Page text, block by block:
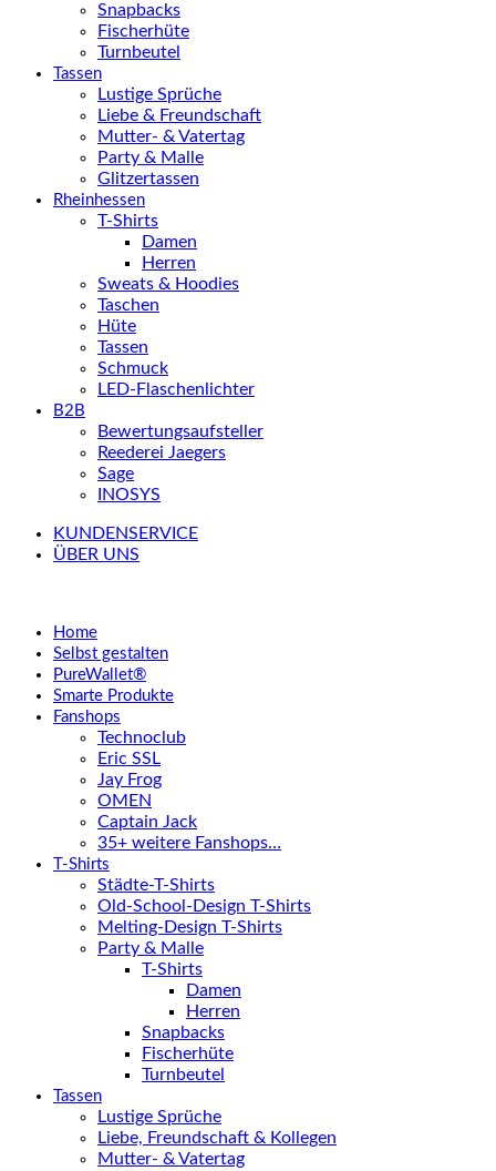
Snapbacks
Fischerhüte
Turnbeutel
Tassen
Lustige Sprüche
Liebe & Freundschaft
Mutter- & Vatertag
Party & Malle
Glitzertassen
Rheinhessen
T-Shirts
Damen
Herren
Sweats & Hoodies
Taschen
Hüte
Tassen
Schmuck
LED-Flaschenlichter
B2B
Bewertungsaufsteller
Reederei Jaegers
Sage
INOSYS
KUNDENSERVICE
ÜBER UNS
Home
Selbst gestalten
PureWallet®
Smarte Produkte
Fanshops
Technoclub
Eric SSL
Jay Frog
OMEN
Captain Jack
35+ weitere Fanshops…
T-Shirts
Städte-T-Shirts
Old-School-Design T-Shirts
Melting-Design T-Shirts
Party & Malle
T-Shirts
Damen
Herren
Snapbacks
Fischerhüte
Turnbeutel
Tassen
Lustige Sprüche
Liebe, Freundschaft & Kollegen
Mutter- & Vatertag